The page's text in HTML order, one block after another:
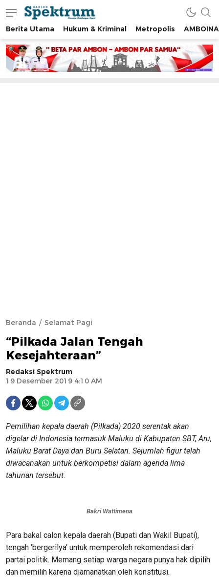
spektrumonline.com
Berita Utama Hukum & Kriminal Metropolis AMBOINA
Beranda Selamat Pagi
“Pilkada Jalan Tengah
Kesejahteraan”
Redaksi Spektrum
19 Desember 2019 4:10 AM
Pemilihan kepala daerah (Pilkada) 2020 serentak akan
digelar di Indonesia termasuk Maluku di Kabupaten SBT, Aru,
Maluku Barat Daya dan Buru Selatan. Sejumlah figur telah
diwacanakan untuk berkompetisi dalam agenda lima
tahunan tersebut.
Bakri Wattimena
Para bakal calon kepala daerah (Bupati dan Wakil Bupati),
tengah ‘bergerilya’ untuk memperoleh rekomendasi dari
partai politik. Memang setiap warga negara punya hak dipilih
dan memilih karena diamanatkan oleh konstitusi.